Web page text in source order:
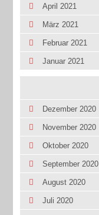
April 2021
März 2021
Februar 2021
Januar 2021
Dezember 2020
November 2020
Oktober 2020
September 2020
August 2020
Juli 2020